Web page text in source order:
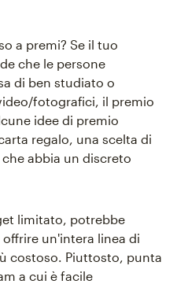
a premi? Se il tuo
che le persone
di ben studiato o
fotografici, il premio
idee di premio
regalo, una scelta di
abbia un discreto
limitato, potrebbe
un'intera linea di
costoso. Piuttosto, punta
a cui è facile